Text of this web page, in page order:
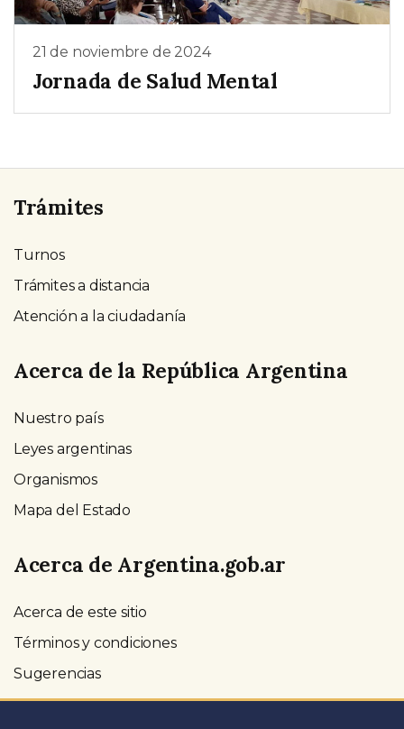
21 de noviembre de 2024
Jornada de Salud Mental
Trámites
Turnos
Trámites a distancia
Atención a la ciudadanía
Acerca de la República Argentina
Nuestro país
Leyes argentinas
Organismos
Mapa del Estado
Acerca de Argentina.gob.ar
Acerca de este sitio
Términos y condiciones
Sugerencias